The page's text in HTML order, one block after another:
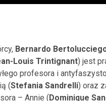
Bernardo
Louis Trintignant) jest
profesora i
(Stefania Sandrelli) oraz
– Annie ( Dominique